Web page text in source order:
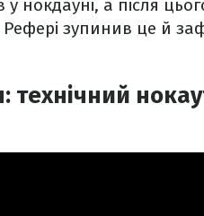
нокдауні, а після
зупинив це й